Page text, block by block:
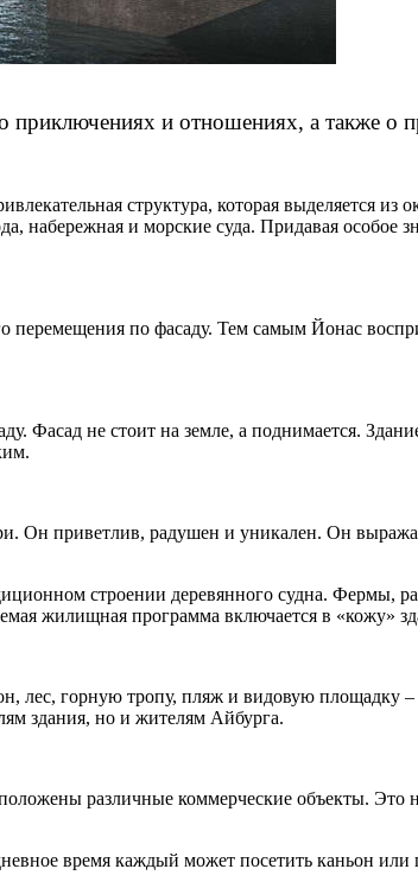
приключениях и отношениях, а также о
структура, которая выделяется
набережная и морские суда. Придавая особое
перемещения по фасаду. Тем самым Йонас
не стоит на земле, а поднимается.
Он приветлив, радушен и уникален. Он
строении деревянного судна. Фермы,
жилищная программа включается в «кожу»
лес, горную тропу, пляж и видовую площадку –
здания, но и жителям Айбурга.
различные коммерческие объекты. Это
время каждый может посетить каньон или